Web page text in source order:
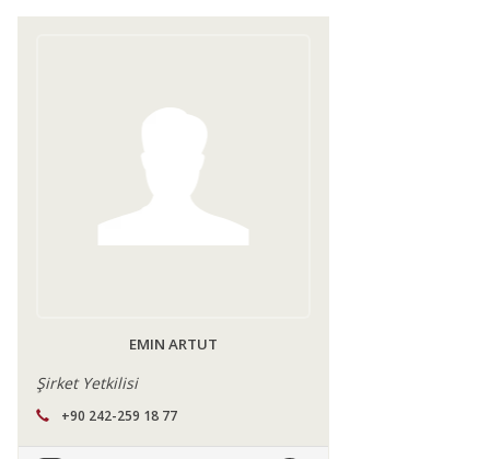
EMIN ARTUT
Şirket Yetkilisi
+90 242-259 18 77